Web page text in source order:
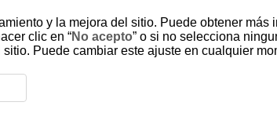
IS)
y la mejora del sitio. Puede obtener más
clic en “No acepto” o si no selecciona
Puede cambiar este ajuste en cualquier